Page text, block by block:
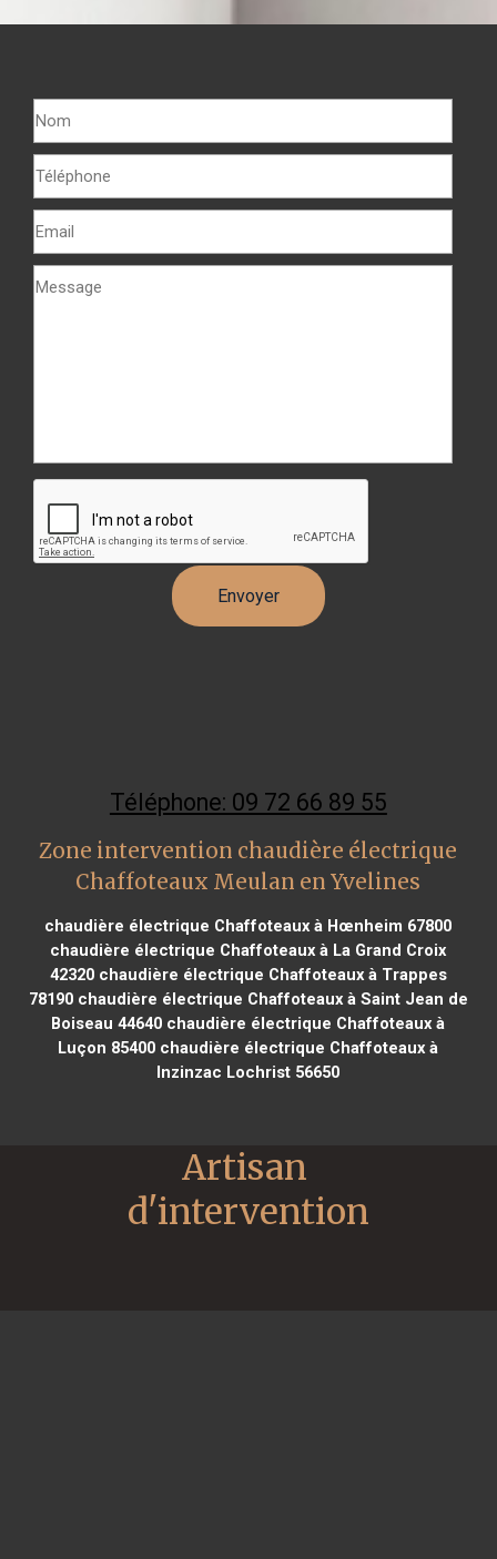
Téléphone: 09 72 66 89 55
Zone intervention chaudière électrique
Chaffoteaux Meulan en Yvelines
chaudière électrique Chaffoteaux à Hœnheim 67800
chaudière électrique Chaffoteaux à La Grand Croix
42320chaudière électrique Chaffoteaux à Trappes
78190chaudière électrique Chaffoteaux à Saint Jean de
Boiseau 44640 chaudière électrique Chaffoteaux à
Luçon 85400 chaudière électrique Chaffoteaux à
Inzinzac Lochrist 56650
Artisan
d'intervention